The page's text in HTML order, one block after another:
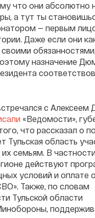
что они абсолютно
а тут ты
— первым
Даже если они
назначение
с
«Ведомости»,
что рассказал о
Тульская область
их семьям. В
действуют
условий и оплате
Также, по словам
Тульской области